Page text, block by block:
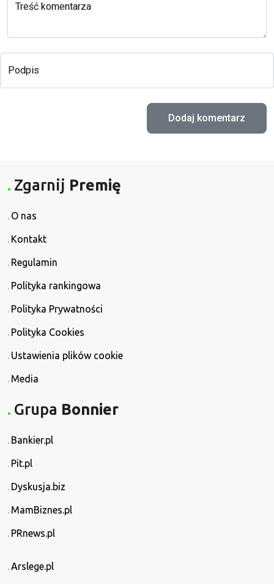
Treść komentarza
Podpis
Zgarnij Premię
O nas
Kontakt
Regulamin
Polityka rankingowa
Polityka Prywatności
Polityka Cookies
Ustawienia plików cookie
Media
Grupa Bonnier
Bankier.pl
Pit.pl
Dyskusja.biz
MamBiznes.pl
PRnews.pl
Arslege.pl